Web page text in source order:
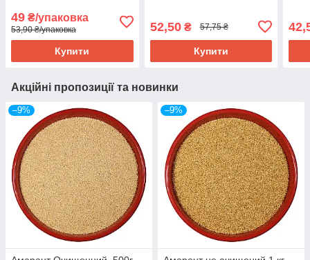
49 ₴/упаковка
53,90 ₴/упаковка
Купити
52,50₴ 57,75 ₴
Купити
Акційні пропозиції та новинки
–9% –9%